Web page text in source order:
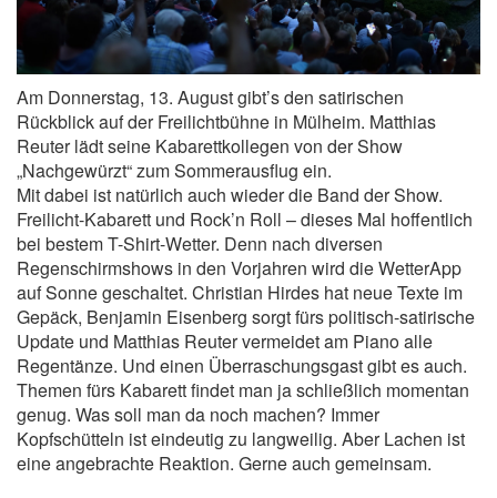
Am Donnerstag, 13. August gibt’s den satirischen
Rückblick auf der Freilichtbühne in Mülheim. Matthias
Reuter lädt seine Kabarettkollegen von der Show
„Nachgewürzt“ zum Sommerausflug ein.
Mit dabei ist natürlich auch wieder die Band der Show.
Freilicht-Kabarett und Rock’n Roll – dieses Mal hoffentlich
bei bestem T-Shirt-Wetter. Denn nach diversen
Regenschirmshows in den Vorjahren wird die WetterApp
auf Sonne geschaltet. Christian Hirdes hat neue Texte im
Gepäck, Benjamin Eisenberg sorgt fürs politisch-satirische
Update und Matthias Reuter vermeidet am Piano alle
Regentänze. Und einen Überraschungsgast gibt es auch.
Themen fürs Kabarett findet man ja schließlich momentan
genug. Was soll man da noch machen? Immer
Kopfschütteln ist eindeutig zu langweilig. Aber Lachen ist
eine angebrachte Reaktion. Gerne auch gemeinsam.